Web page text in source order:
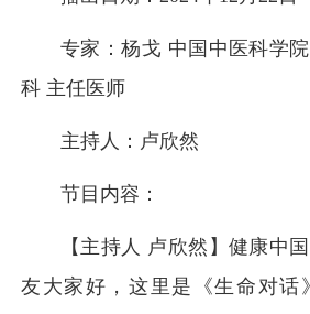
专家：杨戈 中国中医科学
科 主任医师
主持人：卢欣然
节目内容：
【主持人 卢欣然】健康中
友大家好，这里是《生命对话